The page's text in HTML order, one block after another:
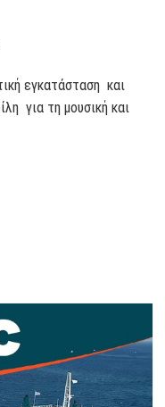
εγκατάσταση και
για τη μουσική και